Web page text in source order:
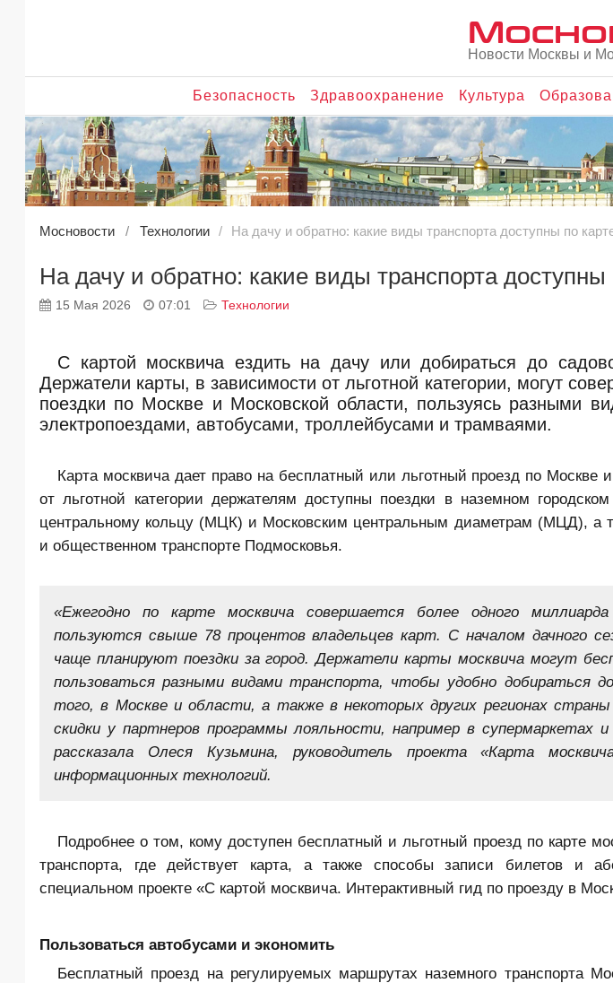
Новости Москвы и
Безопасность Здравоохранение Культура
Мосновости Технологии На дачу и обратно: какие виды транспорта доступны по
На дачу и обратно: какие виды транспорта доступны
15 Мая 2026 07:01 Технологии
С картой москвича ездить на дачу или добираться до
Держатели карты, в зависимости от льготной категории, могут
поездки по Москве и Московской области, пользуясь разными
электропоездами, автобусами, троллейбусами и трамваями.
Карта москвича дает право на бесплатный или льготный проезд по Москве
от льготной категории держателям доступны поездки в наземном
центральному кольцу (МЦК) и Московским центральным диаметрам (МЦД), а
и общественном транспорте Подмосковья.
«Ежегодно по карте москвича совершается более одного
пользуются свыше 78 процентов владельцев карт. С началом дачного
чаще планируют поездки за город. Держатели карты москвича могут
пользоваться разными видами транспорта, чтобы удобно добираться
того, в Москве и области, а также в некоторых других регионах
скидки у партнеров программы лояльности, например в супермаркетах
рассказала Олеся Кузьмина, руководитель проекта «Карта
информационных технологий.
Подробнее о том, кому доступен бесплатный и льготный проезд по карте
транспорта, где действует карта, а также способы записи билетов и
специальном проекте «С картой москвича. Интерактивный гид по проезду в
Пользоваться автобусами и экономить
Бесплатный проезд на регулируемых маршрутах наземного транспорта